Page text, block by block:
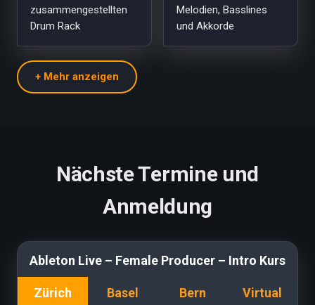
zusammengestellten
Drum Rack
Melodien, Basslines
und Akkorde
Nächste Termine und
Anmeldung
Ableton Live – Female Producer – Intro Kurs
zürich basel bern virtual